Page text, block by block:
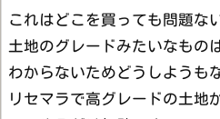
これはどこを買っても問題な
土地のグレードみたいなもの
わからないためどうしようも
リセマラで高グレードの土地